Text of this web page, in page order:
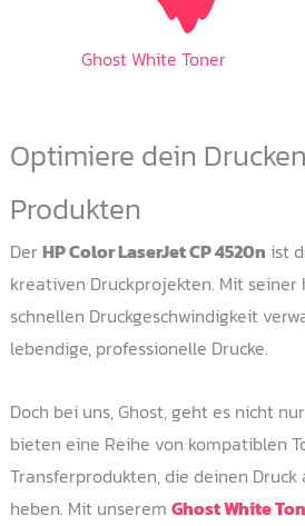
Ghost White Toner
Optimiere dein
Produkten
DerHP Color LaserJet CP 4520n ist
kreativen Druckprojekten. Mit seiner
schnellen Druckgeschwindigkeit
lebendige, professionelle Drucke.
Doch bei uns, Ghost, geht es nicht
bieten eine Reihe von kompatiblen
Transferprodukten, die deinen Druck
heben. Mit unserem Ghost White